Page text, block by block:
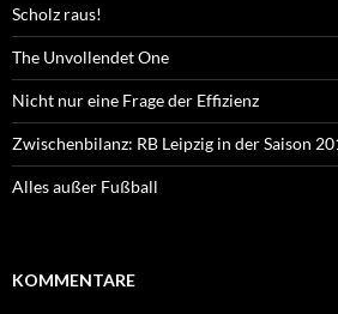
Scholz raus!
The Unvollendet One
Nicht nur eine Frage der Effizienz
Zwischenbilanz: RB Leipzig in der Saison
Alles außer Fußball
KOMMENTARE